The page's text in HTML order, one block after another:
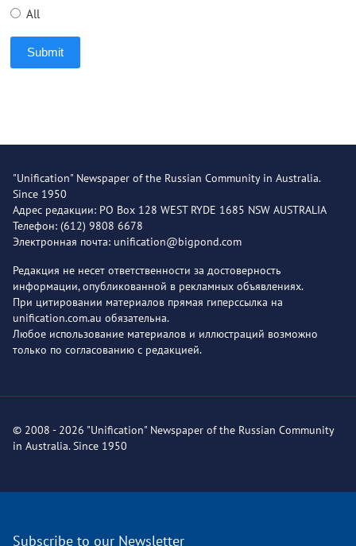
All
Submit
"Unification" Newspaper of the Russian Community in Australia.
Since 1950
Адрес редакции: PO Box 128 WEST RYDE 1685 NSW AUSTRALIA
Телефон: (612) 9808 6678
Электронная почта: unification@bigpond.com
Редакция не несет ответственности за достоверность
информации, опубликованной в рекламных объявлениях.
При цитировании материалов прямая гиперссылка на
unification.com.au обязательна.
Любое использование материалов и иллюстраций возможно
только по согласованию с редакцией.
© 2008 - 2026 "Unification" Newspaper of the Russian Community
in Australia. Since 1950
Subscribe to our Newsletter